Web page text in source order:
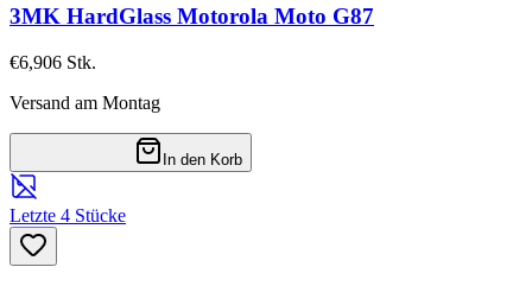
3MK HardGlass Motorola Moto G87
€6,906 Stk.
Versand am Montag
In den Korb
Letzte 4 Stücke